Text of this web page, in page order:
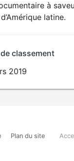
à
latine.
classement
2019
Plan du site